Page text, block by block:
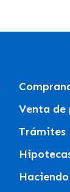
Venta de
Trámites